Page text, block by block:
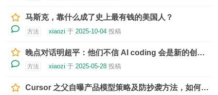
马斯克，靠什么成了史上最有钱的美国人？
方法 xiaozi 于 2025-10-04 投稿
晚点对话明超平：他们不信 AI coding 会是新的创作方式，我很开心
方法 xiaozi 于 2025-05-28 投稿
Cursor 之父自曝产品模型策略及防抄袭方法，如何招聘世界级顶尖人才？面试安排两整天的上班任务，万字访谈还原 Cursor 出圈历程